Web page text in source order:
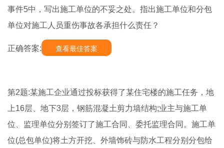
事件5中，写出施工单位的不妥之处。指出施工单位和分包
单位对施工人员重伤事故各承担什么责任？
正确答案: 查看最佳答案
第2题:某施工企业通过投标获得了某住宅楼的施工任务，地
上16层、地下3层，钢筋混凝土剪力墙结构;业主与施工单
位、监理单位分别签订了施工合同、委托监理合同。施工单
位(总包单位)将土方开挖、外墙饰砖与防水工程分别分包给